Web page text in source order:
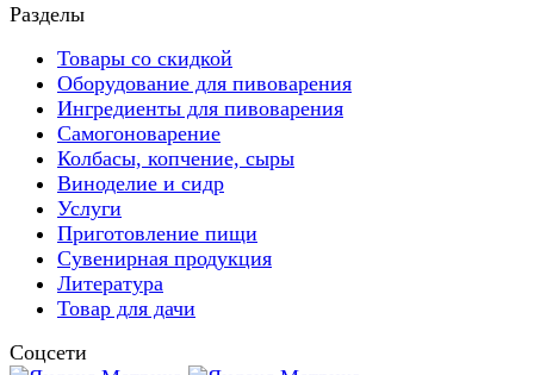
Разделы
Товары со скидкой
Оборудование для пивоварения
Ингредиенты для пивоварения
Самогоноварение
Колбасы, копчение, сыры
Виноделие и сидр
Услуги
Приготовление пищи
Сувенирная продукция
Литература
Товар для дачи
Соцсети